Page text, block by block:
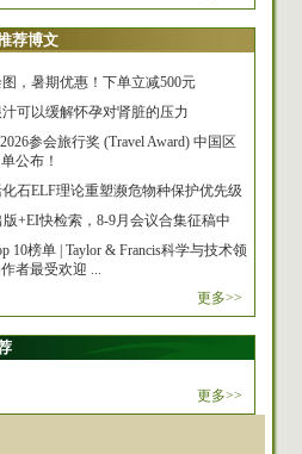
荐博文
，暑期优惠！下单立减500元
可以缓解怀孕对肾脏的压力
参会旅行奖 (Travel Award) 中国区
公布！
石ELF理论重塑濒危物种保护优先级
版+EI快检索，8-9月会议合集征稿中
10榜单 | Taylor & Francis科学与技术领
者最受欢迎 ...
更多>>
更多>>